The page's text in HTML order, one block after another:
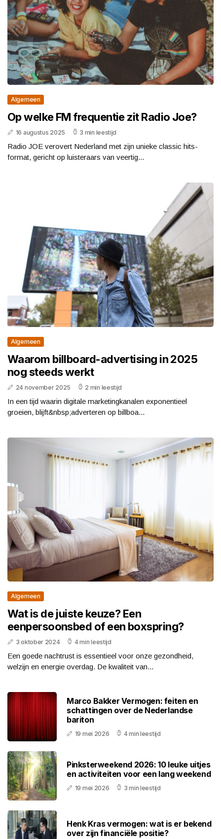
Algemeen
Op welke FM frequentie zit Radio Joe?
16 augustus 2025 3 min leestijd
Radio JOE verovert Nederland met zijn unieke classic hits-
format, gericht op luisteraars van veertig...
Algemeen
Waarom billboard-advertising in 2025
nog steeds werkt
24 november 2025 2 min leestijd
In een tijd waarin digitale marketingkanalen exponentieel
groeien, blijft&nbsp;adverteren op billboa...
Algemeen
Wat is de juiste keuze? Een
eenpersoonsbed of een boxspring?
3 oktober 2024 4 min leestijd
Een goede nachtrust is essentieel voor onze gezondheid,
welzijn en energie overdag. De kwaliteit van...
Marco Bakker Vermogen: feiten en
schattingen over de Nederlandse
bariton
19 mei 2026 4 min leestijd
Pinksterweekend 2026: 10 leuke uitjes
en activiteiten voor een lang weekend
19 mei 2026 3 min leestijd
Henk Kras vermogen: wat is er bekend
over zijn financiële positie?